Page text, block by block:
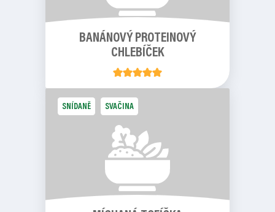
BANÁNOVÝ PROTEINOVÝ
CHLEBÍČEK
SNÍDANĚ SVAČINA